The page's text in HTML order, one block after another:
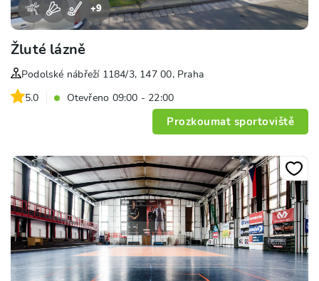
+9
Žluté lázně
Podolské nábřeží 1184/3, 147 00, Praha
5.0
Otevřeno 09:00 - 22:00
Prozkoumat sportoviště